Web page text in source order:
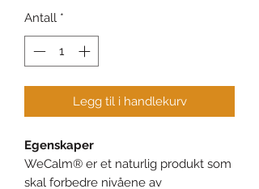
Antall *
Legg til i handlekurv
Egenskaper
WeCalm® er et naturlig produkt som
skal forbedre nivåene av